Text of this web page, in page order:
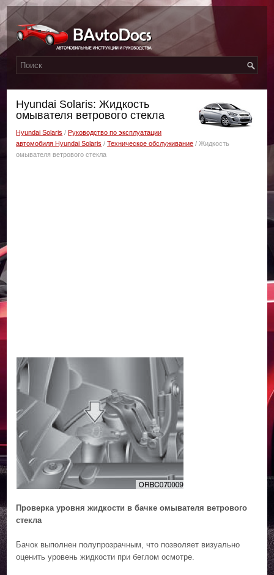
Hyundai Solaris: Жидкость
омывателя ветрового стекла
Hyundai Solaris /Руководство по эксплуатации
автомобиля Hyundai Solaris /Техническое обслуживание / Жидкость
омывателя ветрового стекла
Проверка уровня жидкости в бачке омывателя ветрового
стекла
Бачок выполнен полупрозрачным, что позволяет визуально
оценить уровень жидкости при беглом осмотре.